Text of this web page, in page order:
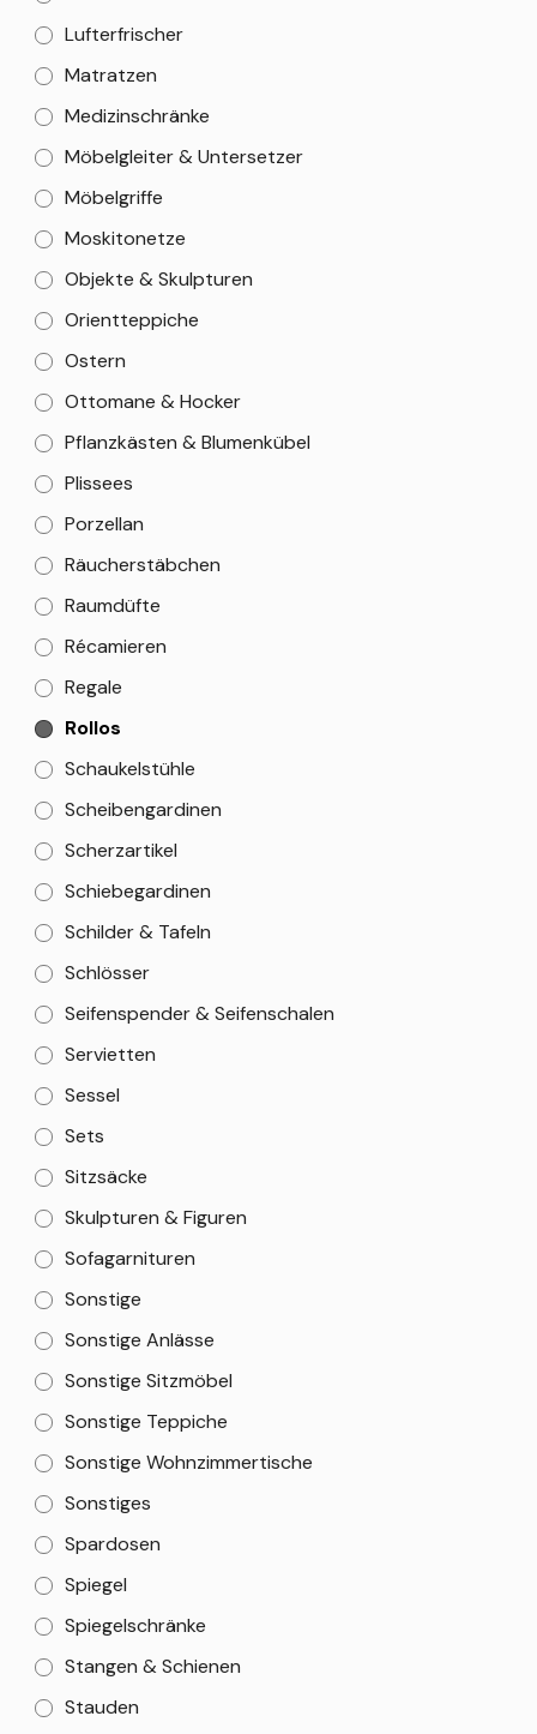
Lufterfrischer
Matratzen
Medizinschränke
Möbelgleiter & Untersetzer
Möbelgriffe
Moskitonetze
Objekte & Skulpturen
Orientteppiche
Ostern
Ottomane & Hocker
Pflanzkästen & Blumenkübel
Plissees
Porzellan
Räucherstäbchen
Raumdüfte
Récamieren
Regale
Rollos
Schaukelstühle
Scheibengardinen
Scherzartikel
Schiebegardinen
Schilder & Tafeln
Schlösser
Seifenspender & Seifenschalen
Servietten
Sessel
Sets
Sitzsäcke
Skulpturen & Figuren
Sofagarnituren
Sonstige
Sonstige Anlässe
Sonstige Sitzmöbel
Sonstige Teppiche
Sonstige Wohnzimmertische
Sonstiges
Spardosen
Spiegel
Spiegelschränke
Stangen & Schienen
Stauden